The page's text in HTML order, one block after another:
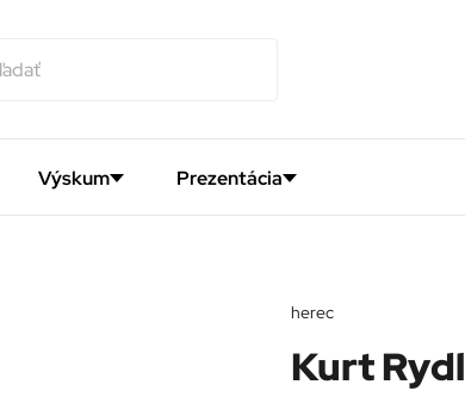
Výskum Prezentácia
herec
Kurt Rydl